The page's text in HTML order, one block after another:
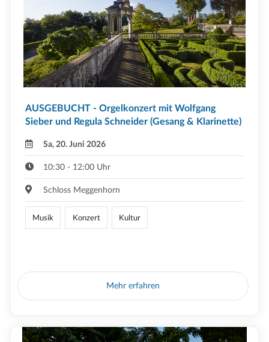
AUSGEBUCHT - Orgelkonzert mit Wolfgang
Sieber und Regula Schneider (Gesang & Klarinette)
Sa, 20. Juni 2026
10:30 - 12:00 Uhr
Schloss Meggenhorn
Musik Konzert Kultur
Mehr erfahren